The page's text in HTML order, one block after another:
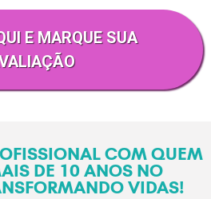
E MARQUE SUA
COM QUEM
DE 10 ANOS NO
VIDAS!